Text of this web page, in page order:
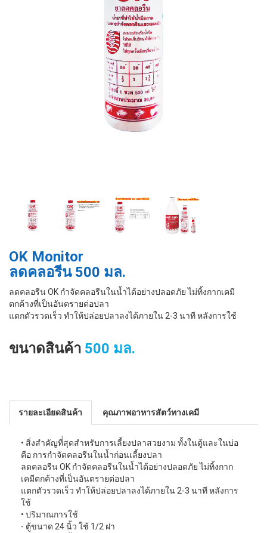
OK Monitor
ลดคลอรีน 500 มล.
ลดคลอรีน OK กำจัดคลอรีนในนํ้าได้อย่างปลอดภัย ไม่ทิ้งกากเคมี
ตกค้างที่เป็นอันตรายต่อปลา
แตกตัวรวดเร็ว ทำให้ปล่อยปลาลงได้ภายใน 2-3 นาที หลังการใช้
ขนาดสินค้า 500 มล.
รายละเอียดสินค้า คุณภาพอาหารสัตว์ทางเคมี
• สิ่งสำคัญที่่สุดสำหรับการเลี้ยงปลาสวยงาม ทั้งในตู้และในบ่อ
คือ การกำจัดคลอรีนในนํ้าก่อนเลี้ยงปลา
ลดคลอรีน OK กำจัดคลอรีนในนํ้าได้อย่างปลอดภัย ไม่ทิ้งกาก
เคมีตกค้างที่เป็นอันตรายต่อปลา
แตกตัวรวดเร็ว ทำให้ปล่อยปลาลงได้ภายใน 2-3 นาที หลังการ
ใช้
• ปริมาณการใช้
- ตู้ขนาด 24 นิ้ว ใช้ 1/2 ฝา